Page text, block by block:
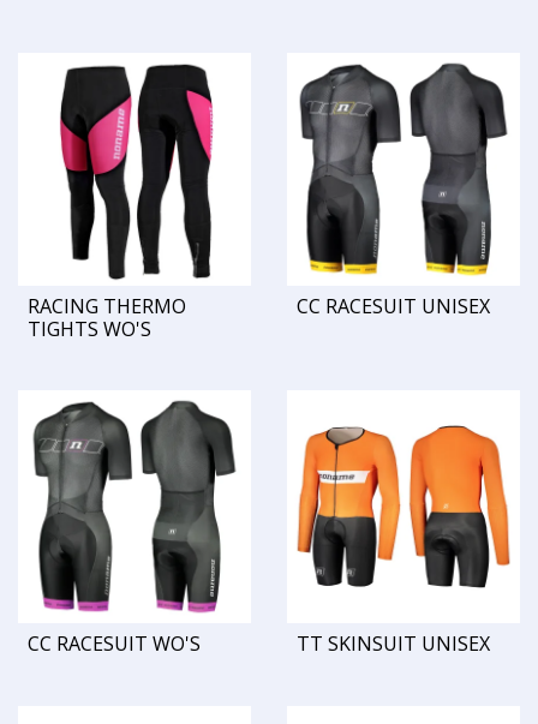
RACING THERMO
TIGHTS WO'S
CC RACESUIT UNISEX
CC RACESUIT WO'S TT SKINSUIT UNISEX